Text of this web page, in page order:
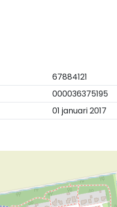
67884121
000036375195
01 januari 2017